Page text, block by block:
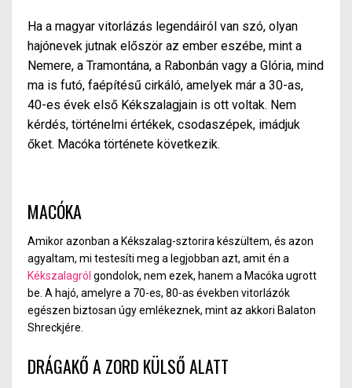
Ha a magyar vitorlázás legendáiról van szó, olyan
hajónevek jutnak először az ember eszébe, mint a
Nemere, a Tramontána, a Rabonbán vagy a Glória, mind
ma is futó, faépítésű cirkáló, amelyek már a 30-as,
40-es évek első Kékszalagjain is ott voltak. Nem
kérdés, történelmi értékek, csodaszépek, imádjuk
őket. Macóka története következik.
MACÓKA
Amikor azonban a Kékszalag-sztorira készültem, és azon
agyaltam, mi testesíti meg a legjobban azt, amit én a
Kékszalagról gondolok, nem ezek, hanem a Macóka ugrott
be. A hajó, amelyre a 70-es, 80-as években vitorlázók
egészen biztosan úgy emlékeznek, mint az akkori Balaton
Shreckjére.
DRÁGAKŐ A ZORD KÜLSŐ ALATT